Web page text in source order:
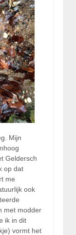
Mijn
Geldersch
op dat
me
ook
met modder
ik in dit
vormt het